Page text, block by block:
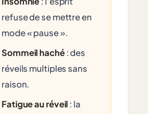
refuse de se mettre en
mode « pause ».
Sommeil haché: des
réveils multiples sans
raison.
Fatigue au réveil: la